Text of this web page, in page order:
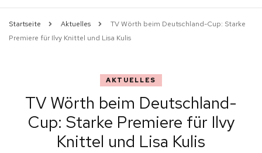
Startseite Aktuelles
TV Wörth beim Deutschland-Cup: Starke
Premiere für Ilvy Knittel und Lisa Kulis
AKTUELLES
TV Wörth beim Deutschland-
Cup: Starke Premiere für Ilvy
Knittel und Lisa Kulis